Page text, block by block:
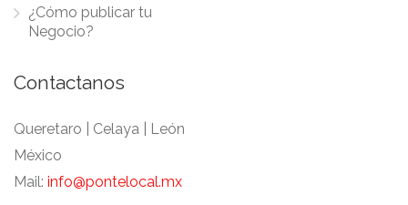
¿Cómo publicar tu
Negocio?
Contactanos
Queretaro | Celaya | León
México
Mail: info@pontelocal.mx